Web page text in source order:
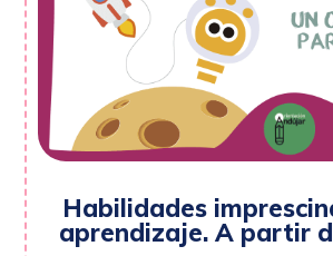
Habilidades
aprendizaje. A partir